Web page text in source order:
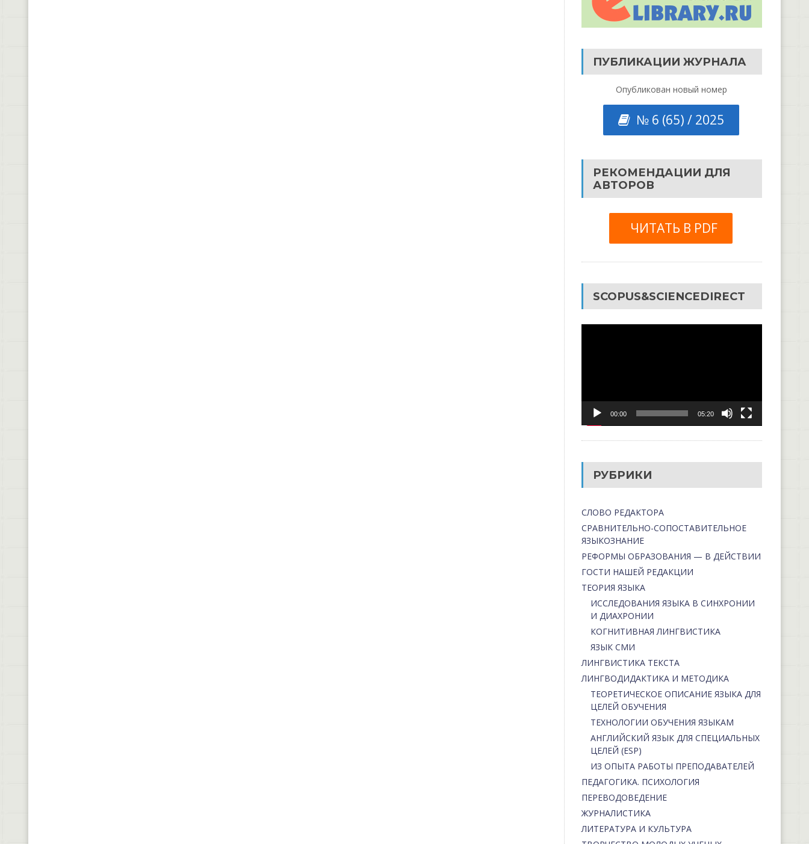
ПУБЛИКАЦИИ ЖУРНАЛА
Опубликован новый номер
№ 6 (65) / 2025
РЕКОМЕНДАЦИИ ДЛЯ
АВТОРОВ
ЧИТАТЬ В PDF
SCOPUS&SCIENCEDIRECT
00:00 05:20
РУБРИКИ
СЛОВО РЕДАКТОРА
СРАВНИТЕЛЬНО-СОПОСТАВИТЕЛЬНОЕ
ЯЗЫКОЗНАНИЕ
РЕФОРМЫ ОБРАЗОВАНИЯ — В ДЕЙСТВИИ
ГОСТИ НАШЕЙ РЕДАКЦИИ
ТЕОРИЯ ЯЗЫКА
ИССЛЕДОВАНИЯ ЯЗЫКА В СИНХРОНИИ
И ДИАХРОНИИ
КОГНИТИВНАЯ ЛИНГВИСТИКА
ЯЗЫК СМИ
ЛИНГВИСТИКА ТЕКСТА
ЛИНГВОДИДАКТИКА И МЕТОДИКА
ТЕОРЕТИЧЕСКОЕ ОПИСАНИЕ ЯЗЫКА ДЛЯ
ЦЕЛЕЙ ОБУЧЕНИЯ
ТЕХНОЛОГИИ ОБУЧЕНИЯ ЯЗЫКАМ
АНГЛИЙСКИЙ ЯЗЫК ДЛЯ СПЕЦИАЛЬНЫХ
ЦЕЛЕЙ (ESP)
ИЗ ОПЫТА РАБОТЫ ПРЕПОДАВАТЕЛЕЙ
ПЕДАГОГИКА. ПСИХОЛОГИЯ
ПЕРЕВОДОВЕДЕНИЕ
ЖУРНАЛИСТИКА
ЛИТЕРАТУРА И КУЛЬТУРА